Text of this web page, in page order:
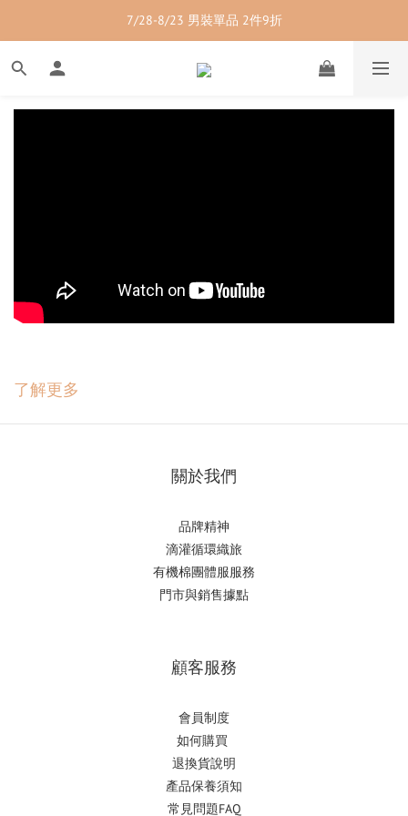
7/28-8/23 紳士內著 2件9折
7/28-8/23 男裝單品 2件9折
7/28-8/23 透氣配件 2件95折  3件88折
了解更多
關於我們
品牌精神
滴灌循環織旅
有機棉團體服服務
門市與銷售據點
顧客服務
會員制度
如何購買
退換貨說明
產品保養須知
常見問題FAQ